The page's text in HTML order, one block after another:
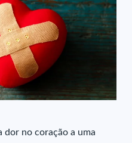
dor no coração a uma